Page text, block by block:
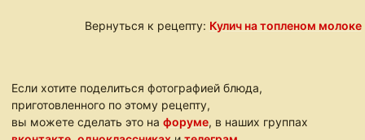
Вернуться к рецепту: Кулич на топленом молоке
Если хотите поделиться фотографией блюда,
приготовленного по этому рецепту,
вы можете сделать это нафоруме, в наших группах